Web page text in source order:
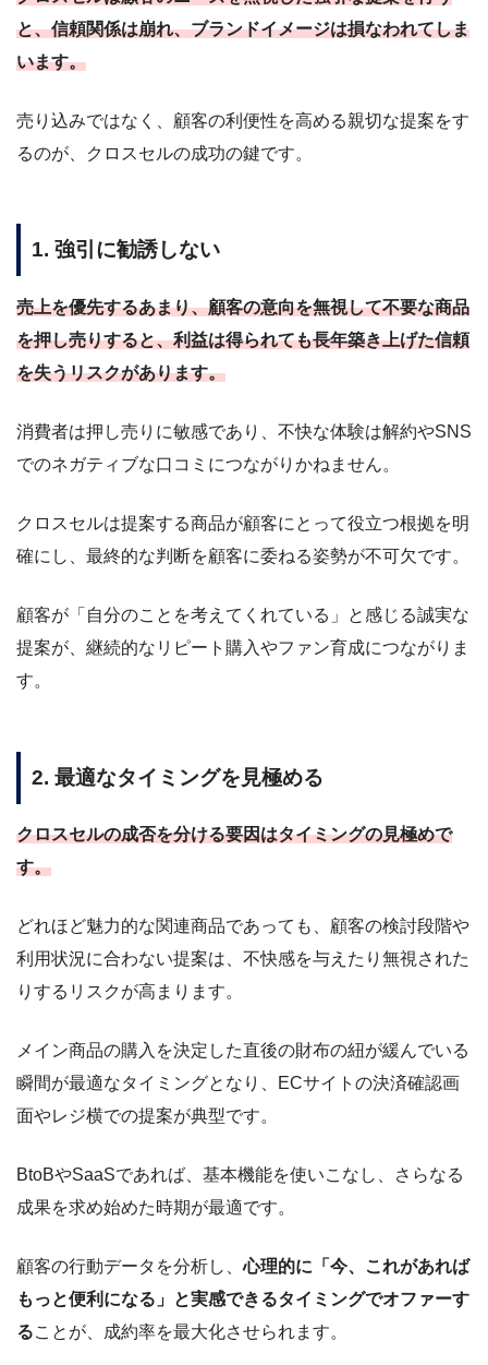
と、信頼関係は崩れ、ブランドイメージは損なわれてしま
います。
売り込みではなく、顧客の利便性を高める親切な提案をす
るのが、クロスセルの成功の鍵です。
1. 強引に勧誘しない
売上を優先するあまり、顧客の意向を無視して不要な商品
を押し売りすると、利益は得られても長年築き上げた信頼
を失うリスクがあります。
消費者は押し売りに敏感であり、不快な体験は解約やSNS
でのネガティブな口コミにつながりかねません。
クロスセルは提案する商品が顧客にとって役立つ根拠を明
確にし、最終的な判断を顧客に委ねる姿勢が不可欠です。
顧客が「自分のことを考えてくれている」と感じる誠実な
提案が、継続的なリピート購入やファン育成につながりま
す。
2. 最適なタイミングを見極める
クロスセルの成否を分ける要因はタイミングの見極めで
す。
どれほど魅力的な関連商品であっても、顧客の検討段階や
利用状況に合わない提案は、不快感を与えたり無視された
りするリスクが高まります。
メイン商品の購入を決定した直後の財布の紐が緩んでいる
瞬間が最適なタイミングとなり、ECサイトの決済確認画
面やレジ横での提案が典型です。
BtoBやSaaSであれば、基本機能を使いこなし、さらなる
成果を求め始めた時期が最適です。
顧客の行動データを分析し、心理的に「今、これがあれば
もっと便利になる」と実感できるタイミングでオファーす
ることが、成約率を最大化させられます。